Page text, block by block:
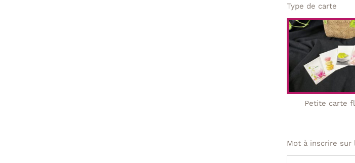
Type de carte
Petite carte
Mot à inscrire sur